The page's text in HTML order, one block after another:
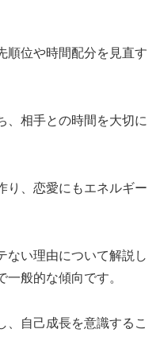
順位や時間配分を見直す
、相手との時間を大切に
り、恋愛にもエネルギー
ない理由について解説し
般的な傾向です。
、自己成長を意識するこ